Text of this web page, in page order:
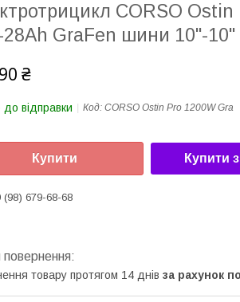
CORSO Ostin
28Ah GraFen шини 10"-10"
₴
до відправки Код: CORSO Ostin Pro 1200W Gra
Купити Купити з
(98) 679-68-68
товару протягом 14 днів за рахунок